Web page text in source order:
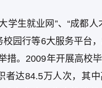
生就业网”、“成都人
园行等6大服务平台
措。2009年开展高校
者达84.5万人次，其